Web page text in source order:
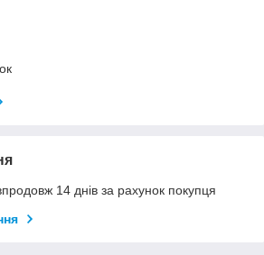
14 днів за рахунок покупця